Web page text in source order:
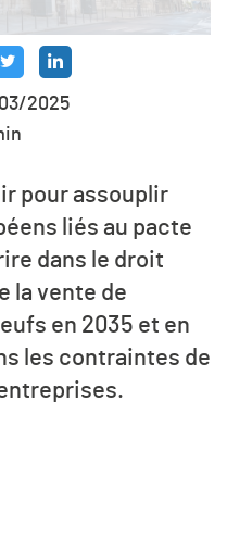
2025
pour assouplir
liés au pacte
dans le droit
la vente de
en 2035 et en
les contraintes de